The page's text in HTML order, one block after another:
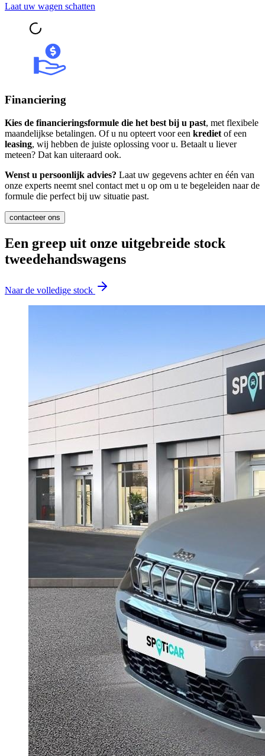
Laat uw wagen schatten
Financiering
Kies de financieringsformule die het best bij u past, met flexibele
maandelijkse betalingen. Of u nu opteert voor een krediet of een
leasing, wij hebben de juiste oplossing voor u. Betaalt u liever
meteen? Dat kan uiteraard ook.
Wenst u persoonlijk advies? Laat uw gegevens achter en één van
onze experts neemt snel contact met u op om u te begeleiden naar de
formule die perfect bij uw situatie past.
contacteer ons
Een greep uit onze uitgebreide stock
tweedehandswagens
Naar de volledige stock